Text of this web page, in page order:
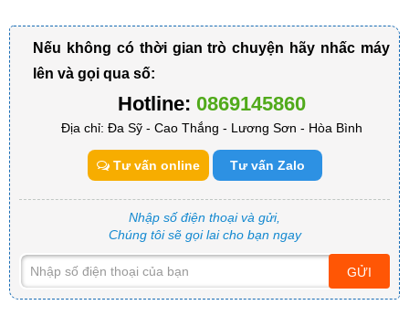
Nếu không có thời gian trò chuyện hãy nhấc máy
lên và gọi qua số:
Hotline: 0869145860
Địa chỉ: Đa Sỹ - Cao Thắng - Lương Sơn - Hòa Bình
Tư vấn online Tư vấn Zalo
Nhập số điện thoại và gửi,
Chúng tôi sẽ gọi lai cho bạn ngay
GỬI